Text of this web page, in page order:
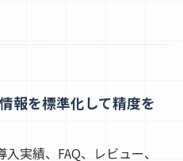
報を標準化して精度を
実績、FAQ、レビュー、